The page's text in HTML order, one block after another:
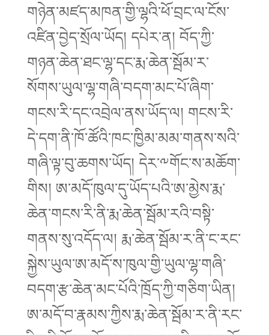
གཉེན་མཛད་མཁན་གྱི་ལྷའི་ཕོ་བྲང་ལ་ངོས་
འཛིན་བྱེད་སྲོལ་ཡོད། དཔེར་ན། བོད་ཀྱི་
གཉན་ཆེན་ཐང་ལྷ་དང་རྨ་ཆེན་སྦོམ་ར་
སོགས་ཡུལ་ལྷ་གཞི་བདག་མང་པོ་ཞིག་
གངས་རི་དང་འབྲེལ་ནས་ཡོད་ལ། གངས་རི་
དེ་དག་ནི་ཁོ་ཚོའི་ཁང་ཁྱིམ་མམ་གནས་སའི་
གཞི་ལྟ་བུ་ཆགས་ཡོད། དེར་༸གོང་ས་མཆོག་
གིས། ཨ་མདོ་ཁུལ་དུ་ཡོད་པའི་ཨ་མྱེས་རྨ་
ཆེན་གངས་རི་ནི་རྨ་ཆེན་སྦོམ་རའི་བསྟི་
གནས་སུ་འདོད་ལ། རྨ་ཆེན་སྦོམ་ར་ནི་ང་རང་
སྐྱེས་ཡུལ་ཨ་མདོ་ས་ཁུལ་གྱི་ཡུལ་ལྷ་གཞི་
བདག་རྩ་ཆེན་མང་པོའི་ཁྲོད་ཀྱི་གཅིག་ཡིན།
ཨ་མདོ་བ་རྣམས་ཀྱིས་རྨ་ཆེན་སྦོམ་ར་ནི་རང་